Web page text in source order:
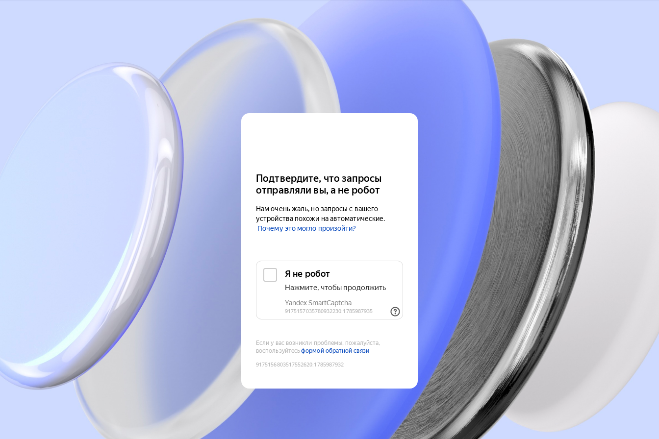
Подтвердите, что запросы
отправляли вы, а не робот
Нам очень жаль, но запросы с вашего
устройства похожи на автоматические.
Почему это могло произойти?
Если у вас возникли проблемы, пожалуйста,
воспользуйтесьформой обратной связи
9175156803517552620:1785987932